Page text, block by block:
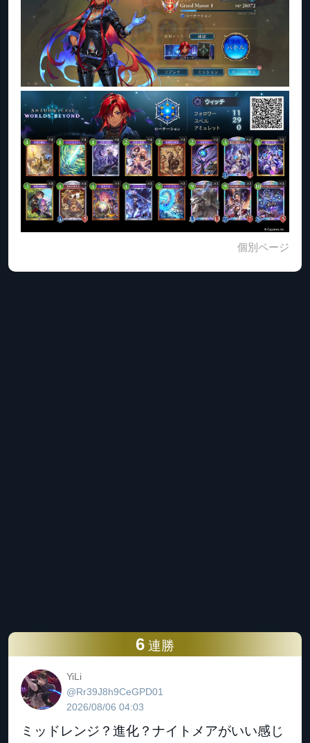
個別ページ
6 連勝
YiLi
@Rr39J8h9CeGPD01
2026/08/06 04:03
ミッドレンジ？進化？ナイトメアがいい感じ